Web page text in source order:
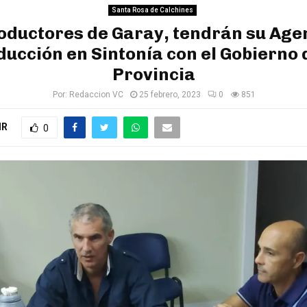
Santa Rosa de Calchines
de Garay, tendrán su
en Sintonía con el Gobierno
Provincia
Por: Redaccion VC 25 febrero, 2023 0 851
0